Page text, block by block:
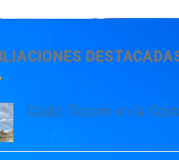
Cádiz: Tesoro en la